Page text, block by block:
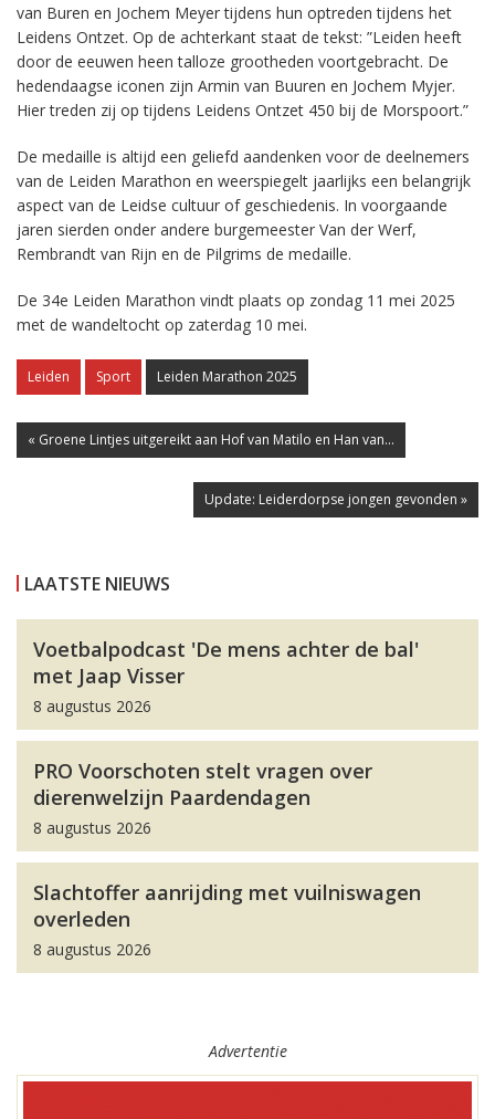
van Buren en Jochem Meyer tijdens hun optreden tijdens het
Leidens Ontzet. Op de achterkant staat de tekst: ”Leiden heeft
door de eeuwen heen talloze grootheden voortgebracht. De
hedendaagse iconen zijn Armin van Buuren en Jochem Myjer.
Hier treden zij op tijdens Leidens Ontzet 450 bij de Morspoort.”
De medaille is altijd een geliefd aandenken voor de deelnemers
van de Leiden Marathon en weerspiegelt jaarlijks een belangrijk
aspect van de Leidse cultuur of geschiedenis. In voorgaande
jaren sierden onder andere burgemeester Van der Werf,
Rembrandt van Rijn en de Pilgrims de medaille.
De 34e Leiden Marathon vindt plaats op zondag 11 mei 2025
met de wandeltocht op zaterdag 10 mei.
Leiden Sport Leiden Marathon 2025
« Groene Lintjes uitgereikt aan Hof van Matilo en Han van...
Update: Leiderdorpse jongen gevonden »
LAATSTE NIEUWS
Voetbalpodcast 'De mens achter de bal'
met Jaap Visser
8 augustus 2026
PRO Voorschoten stelt vragen over
dierenwelzijn Paardendagen
8 augustus 2026
Slachtoffer aanrijding met vuilniswagen
overleden
8 augustus 2026
Advertentie